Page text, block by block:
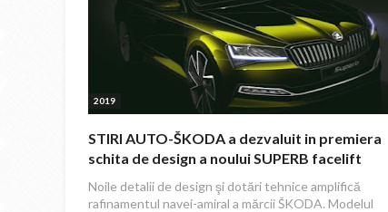
2019
STIRI AUTO-ŠKODA a dezvaluit in premiera
schita de design a noului SUPERB facelift
Noile detalii de design şi dotări tehnice amplifică
rafinamentul navei-amiral a mărcii ŠKODA. Modelul